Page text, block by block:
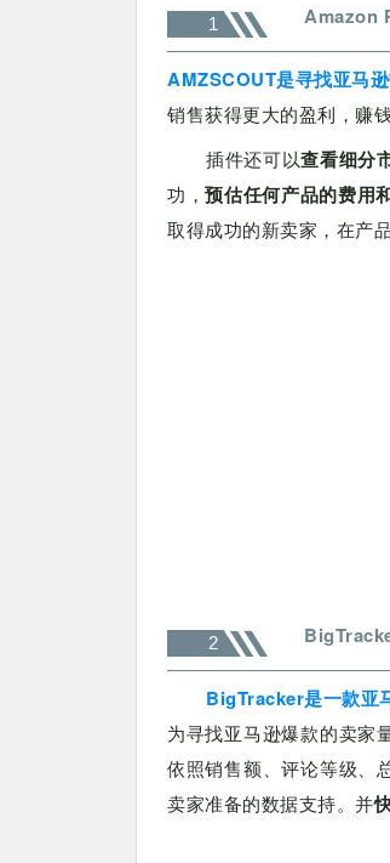
1 Amazon
AMZSCOUT是寻找亚马
销售获得更大的盈利，赚
插件还可以查看细分
功，预估任何产品的费用
取得成功的新卖家，在产
2
BigTracker是一款亚
为寻找亚马逊爆款的卖家
依照销售额、评论等级、
卖家准备的数据支持。并